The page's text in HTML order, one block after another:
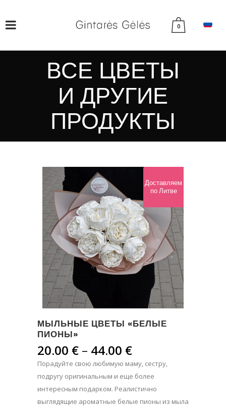
0
ВСЕ ЦВЕТЫ
И ДРУГИЕ
ПРОДУКТЫ
Доставляем
по Литве
МЫЛЬНЫЕ ЦВЕТЫ «БЕЛЫЕ
ПИОНЫ»
20.00 € – 44.00 €Диапазон
цен:
20.00 €
–
44.00 €
Порадуйте свою любимую маму, сестру,
подругу оригинальным и еще более
интересным подарком. Реалистично
выглядящие ароматные белые пионы из мыла